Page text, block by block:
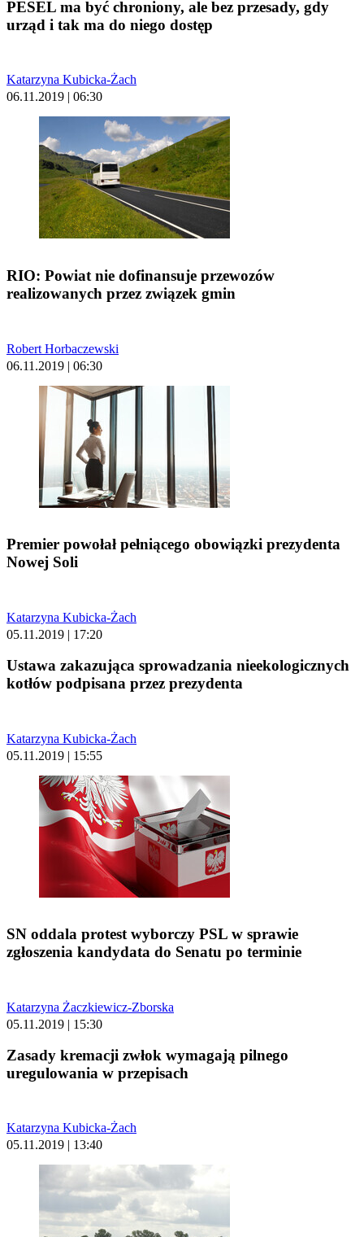
PESEL ma być chroniony, ale bez przesady, gdy
urząd i tak ma do niego dostęp
Katarzyna Kubicka-Żach
06.11.2019 | 06:30
RIO: Powiat nie dofinansuje przewozów
realizowanych przez związek gmin
Robert Horbaczewski
06.11.2019 | 06:30
Premier powołał pełniącego obowiązki prezydenta
Nowej Soli
Katarzyna Kubicka-Żach
05.11.2019 | 17:20
Ustawa zakazująca sprowadzania nieekologicznych
kotłów podpisana przez prezydenta
Katarzyna Kubicka-Żach
05.11.2019 | 15:55
SN oddala protest wyborczy PSL w sprawie
zgłoszenia kandydata do Senatu po terminie
Katarzyna Żaczkiewicz-Zborska
05.11.2019 | 15:30
Zasady kremacji zwłok wymagają pilnego
uregulowania w przepisach
Katarzyna Kubicka-Żach
05.11.2019 | 13:40